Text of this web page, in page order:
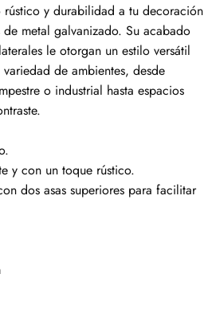
y durabilidad a tu decoración
metal galvanizado. Su acabado
le otorgan un estilo versátil
de ambientes, desde
o industrial hasta espacios
y con un toque rústico.
dos asas superiores para facilitar